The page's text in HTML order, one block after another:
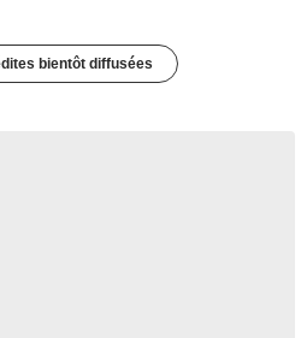
bientôt diffusées